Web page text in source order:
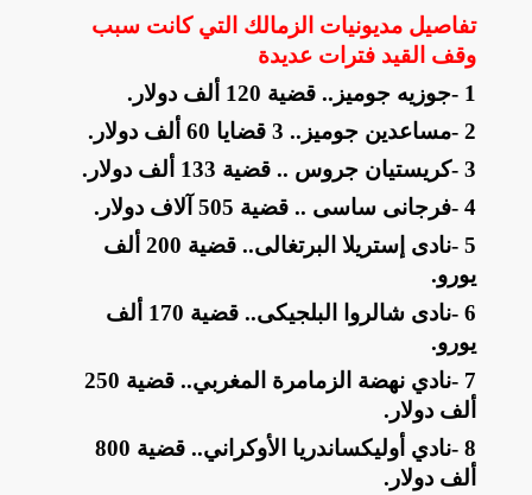
تفاصيل مديونيات الزمالك التي كانت سبب
وقف القيد فترات عديدة
1
-جوزيه جوميز.. قضية 120 ألف دولار
.
2
-مساعدين جوميز.. 3 قضايا 60 ألف دولار
.
3
-كريستيان جروس .. قضية 133 ألف دولار
.
4
-فرجانى ساسى .. قضية 505 آلاف دولار
.
5
-
نادى إستريلا البرتغالى.. قضية 200 ألف
يورو.
6
-
نادى شالروا البلجيكى.. قضية 170 ألف
يورو.
7
-
نادي نهضة الزمامرة المغربي.. قضية 250
ألف دولار .
8
-
نادي أوليكساندريا الأوكراني.. قضية 800
ألف دولار .